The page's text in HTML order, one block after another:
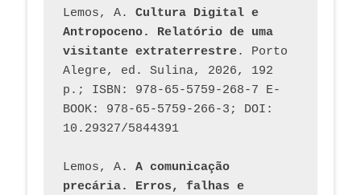
Lemos, A. Cultura Digital e
Antropoceno. Relatório de uma
visitante extraterrestre. Porto
Alegre, ed. Sulina, 2026, 192
p.; ISBN: 978-65-5759-268-7 E-
BOOK: 978-65-5759-266-3; DOI:
10.29327/5844391
Lemos, A. A comunicação
precária. Erros, falhas e